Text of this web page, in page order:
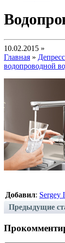
10.02.2015 »
Главная »
водопроводной
Добавил: Sergey
Предыдущие